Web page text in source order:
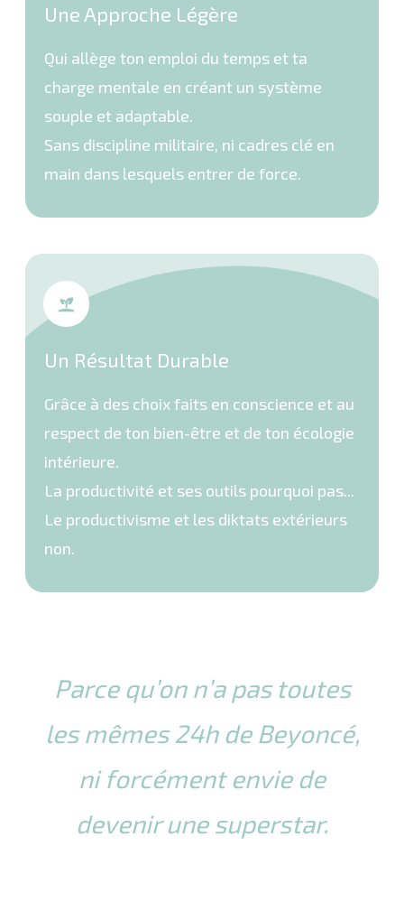
Une Approche Légère
Qui allège ton emploi du temps et ta
charge mentale en créant un système
souple et adaptable.
Sans discipline militaire, ni cadres clé en
main dans lesquels entrer de force.
Un Résultat Durable
Grâce à des choix faits en conscience et au
respect de ton bien-être et de ton écologie
intérieure.
La productivité et ses outils pourquoi pas...
Le productivisme et les diktats extérieurs
non.
Parce qu’on n’a pas toutes
les mêmes 24h de Beyoncé,
ni forcément envie de
devenir une superstar.